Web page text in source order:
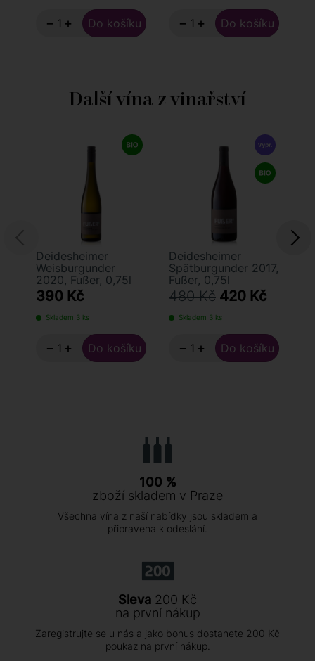
− + − +
Další vína z vinařství
Deidesheimer
Weisburgunder
2020, Fußer, 0,75l
390 Kč
Skladem 3 ks
− +
Deidesheimer
Spätburgunder 2017,
Fußer, 0,75l
480 Kč 420 Kč
Skladem 3 ks
− +
100 %
zboží skladem v Praze
Všechna vína z naší nabídky jsou skladem a
připravena k odeslání.
Sleva 200 Kč
na první nákup
Zaregistrujte se u nás a jako bonus dostanete 200 Kč
poukaz na první nákup.